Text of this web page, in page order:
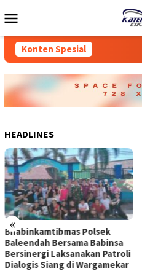
ke
Mobile
Konten Spesial
HEADLINES
«
Bhabinkamtibmas Polsek
Baleendah Bersama Babinsa
Bersinergi Laksanakan Patroli
Dialogis Siang di Wargamekar